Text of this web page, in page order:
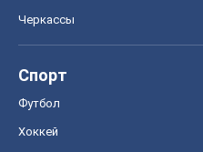
Черкассы
Спорт
Футбол
Хоккей